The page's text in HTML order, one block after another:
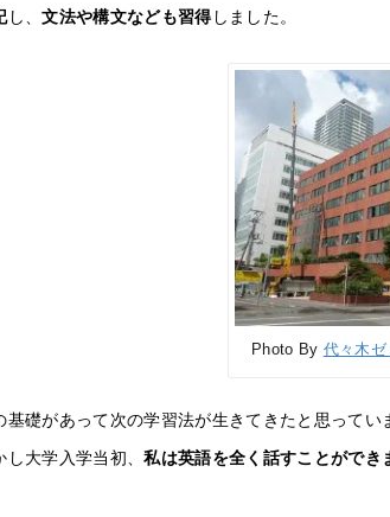
し、文法や構文なども習得しました。
Photo By 代々木
基礎があって次の学習法が生きてきたと思ってい
し大学入学当初、私は英語を全く話すことができ